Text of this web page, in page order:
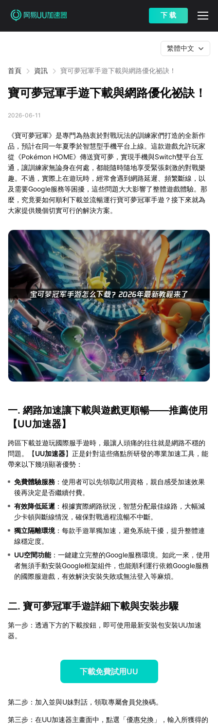
下 载
首頁 資訊 寶可夢冠軍手遊下載與網路優化祕訣！
繁體中文
寶可夢冠軍手遊下載與網路優化祕訣！
2026-06-11
《寶可夢冠軍》是專門為熱衷於對戰玩法的訓練家們打造的全新作
品，預計在同一年夏季於智慧型手機平台上線。這款遊戲允許玩家
從《Pokémon HOME》傳送寶可夢，實現手機與Switch雙平台互
通，讓訓練家無論身在何處，都能隨時隨地享受緊張刺激的對戰樂
趣。不過，實際上在遊玩時，經常會遇到網路延遲、頻繁斷線，以
及需要Google服務等困擾，這些問題大大影響了整體遊戲體驗。那
麼，究竟要如何順利下載並流暢運行寶可夢冠軍手遊？接下來就為
大家提供幾個切實可行的解決方案。
一. 網路加速讓下載與遊戲更順暢——推薦使用
【UU加速器】
跨區下載並遊玩國際服手遊時，最讓人頭痛的往往就是網路不穩的
問題。【UU加速器】正是針對這些痛點所研發的專業加速工具，能
帶來以下幾項顯著優勢：
免費體驗服務 ：使用者可以先領取試用資格，親自感受加速效果
後再決定是否繼續付費。
有效降低延遲 ：根據實際網路狀況，智慧分配最佳線路，大幅減
少卡頓與斷線情況，確保對戰過程流暢不中斷。
獨立隔離環境：每款手遊單獨加速，避免系統干擾，提升整體連
線穩定度。
UU空間功能：一鍵建立完整的Google服務環境。如此一來，使用
者無須手動安裝Google框架組件，也能順利運行依賴Google服務
的國際服遊戲，有效解決安裝失敗或無法登入等麻煩。
二. 寶可夢冠軍手遊詳細下載與安裝步驟
第一步：透過下方的下載按鈕，即可使用最新安裝包安裝UU加速
器。
下載免費試用UU
第二步：加入並與U妹對話，領取專屬會員兌換碼。
第三步：在UU加速器主畫面中，點選「優惠兌換」，輸入所獲得的